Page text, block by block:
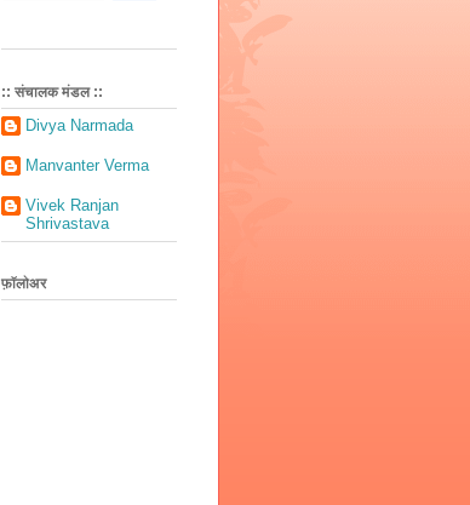
:: संचालक मंडल ::
Divya Narmada
Manvanter Verma
Vivek Ranjan
Shrivastava
फ़ॉलोअर